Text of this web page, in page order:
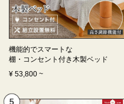
機能的でスマートな
棚・コンセント付き木製ベッド
¥ 53,800 ~